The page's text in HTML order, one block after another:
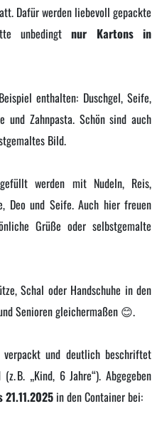
Dafür werden liebevoll gepackte
unbedingtnur Kartons in
enthalten: Duschgel, Seife,
und Zahnpasta. Schön sind auch
Bild.
werden mit Nudeln, Reis,
Deo und Seife. Auch hier freuen
Grüße oder selbstgemalte
Schal oder Handschuhe in den
Senioren gleichermaßen 😊.
und deutlich beschriftet
B. „Kind, 6 Jahre“). Abgegeben
in den Container bei: